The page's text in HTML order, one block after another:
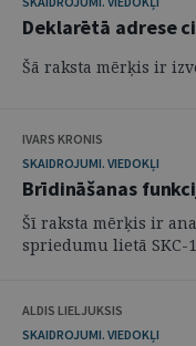
Deklarētā adrese
Šā raksta mērķis ir
IVARS KRONIS
SKAIDROJUMI. VIEDOKĻI
Brīdināšanas
Šī raksta mērķis ir
spriedumu lietā SKC-
ALDIS LIELJUKSIS
SKAIDROJUMI. VIEDOKĻI